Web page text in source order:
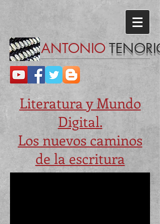
ANTONIO TENORIO
Literatura y Mundo
Digital.
Los nuevos caminos
de la escritura